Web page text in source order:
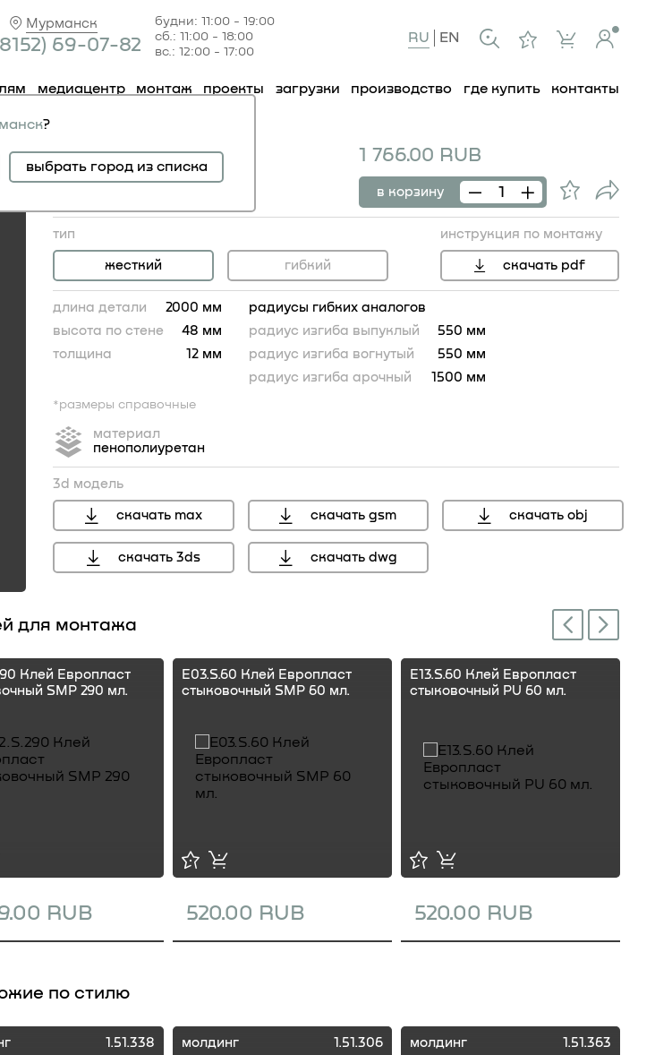
Мурманск
52) 69-07-82
будни: 11:00 - 19:00
сб.: 11:00 - 18:00
вс.: 12:00 - 17:00
RU EN
медиацентр монтаж проекты загрузки производство где купить контакты
?
выбрать город из списка
гибкий аналог:
молдинг 1.51.357 гибкий
перейти
молдинг 1.51.357 1 766.00 RUB
в корзину
тип
жесткий гибкий
инструкция по монтажу
скачать pdf
длина детали
2000 мм
высота по стене
48 мм
толщина
12 мм
радиусы гибких аналогов
радиус изгиба выпуклый
550 мм
радиус изгиба вогнутый
550 мм
радиус изгиба арочный
1500 мм
*размеры справочные
материал
пенополиуретан
3d модель
скачать max скачать gsm скачать obj
скачать 3ds скачать dwg
для монтажа Previous
Клей Европласт
SMP 290 мл.
RUB
E03.S.60 Клей Европласт
стыковочный SMP 60 мл.
520.00 RUB
E13.S.60 Клей Европласт
стыковочный PU 60 мл.
520.00 RUB
Next
по стилю
1.51.338 молдинг 1.51.306 молдинг 1.51.363